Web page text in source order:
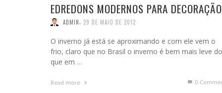
EDREDONS MODERNOS PARA DECORAÇÃO
ADMIN 29 DE MAIO DE 2012
O inverno já está se aproximando e com ele vem o
frio, claro que no Brasil o inverno é bem mais leve do
que em …
Read more 0